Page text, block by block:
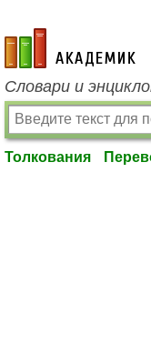
academic.ru
Словари и
Толкования